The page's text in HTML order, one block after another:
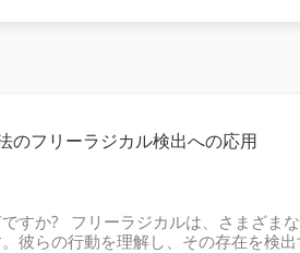
のフリーラジカル検出への応用
すか? フリーラジカルは、さまざま
彼らの行動を理解し、その存在を検